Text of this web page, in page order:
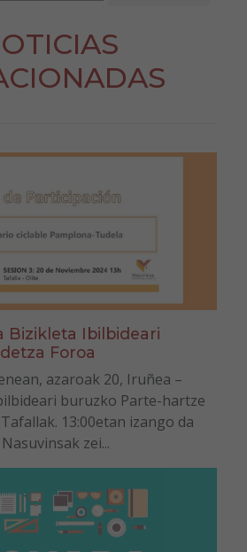
Bizikleta Ibilbideari
Foroa
azaroak 20, Iruñea –
buruzko Parte-hartze
13:00etan izango da
zei...